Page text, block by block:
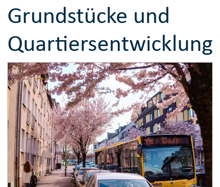
Grundstücke und
Quartiersentwicklung